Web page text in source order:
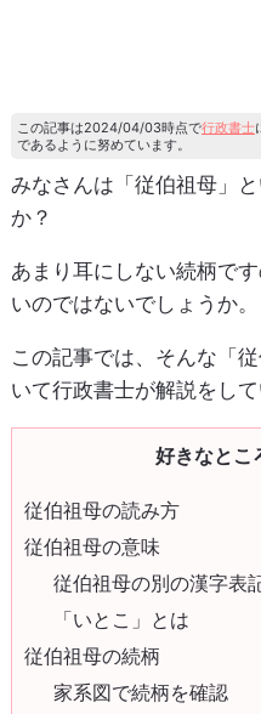
この記事は2024/04/03時点で行政書士
であるように努めています。
みなさんは「従伯祖母」
か？
あまり耳にしない続柄で
いのではないでしょうか。
この記事では、そんな「
いて行政書士が解説をし
好きなとこ
従伯祖母の読み方
従伯祖母の意味
従伯祖母の別の漢字表
「いとこ」とは
従伯祖母の続柄
家系図で続柄を確認